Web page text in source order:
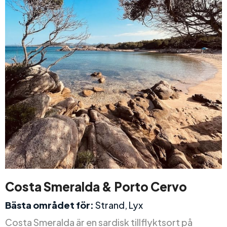
Costa Smeralda & Porto Cervo
Bästa området för: Strand, Lyx
Costa Smeralda är en sardisk tillflyktsort på